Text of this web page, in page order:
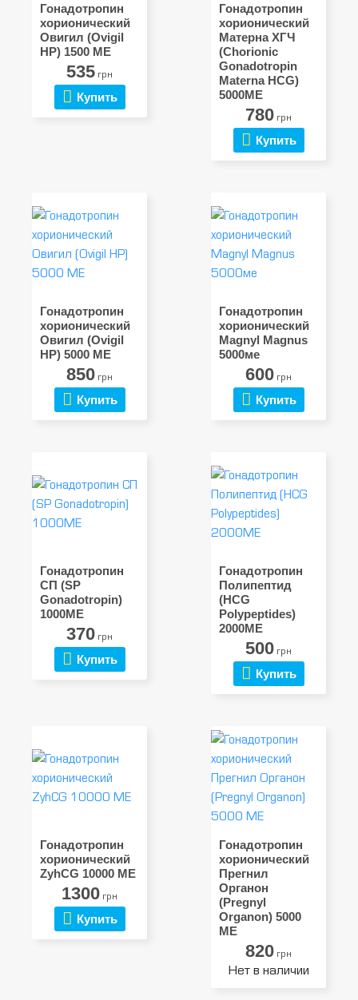
Гонадотропин
хорионический
Овигил (Ovigil
HP) 1500 МЕ
535 грн
Купить
Гонадотропин
хорионический
Матерна ХГЧ
(Chorionic
Gonadotropin
Materna HCG)
5000МЕ
780 грн
Купить
Гонадотропин
хорионический
Овигил (Ovigil
HP) 5000 МЕ
850 грн
Купить
Гонадотропин
хорионический
Magnyl Magnus
5000ме
600 грн
Купить
Гонадотропин
СП (SP
Gonadotropin)
1000МЕ
370 грн
Купить
Гонадотропин
Полипептид
(HCG
Polypeptides)
2000МЕ
500 грн
Купить
Гонадотропин
хорионический
ZyhCG 10000 МЕ
1300 грн
Купить
Гонадотропин
хорионический
Прегнил
Органон
(Pregnyl
Organon) 5000
МЕ
820 грн
Нет в наличии